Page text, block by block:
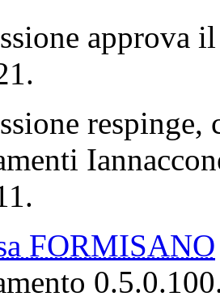
approva
FORMISANO